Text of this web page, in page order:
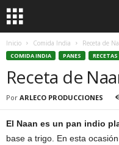
Inicio Comida India Receta de
COMIDA INDIA PANES RECETAS
Receta de
Por ARLECO PRODUCCIONES
El Naan es un pan indio
base a trigo. En esta